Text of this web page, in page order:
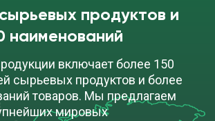
продуктов и
наименований
включает более 150
сырьевых продуктов и более
товаров. Мы предлагаем
мировых